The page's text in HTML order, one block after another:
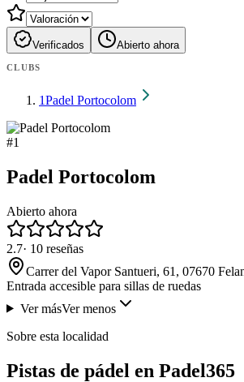
Verificados Abierto ahora
CLUBS
1Padel Portocolom
#1
Padel Portocolom
Abierto ahora
2.7· 10 reseñas
Carrer del Vapor Santueri, 61, 07670
Entrada accesible para sillas de ruedas
Ver másVer menos
Sobre esta localidad
Pistas de pádel en Padel365